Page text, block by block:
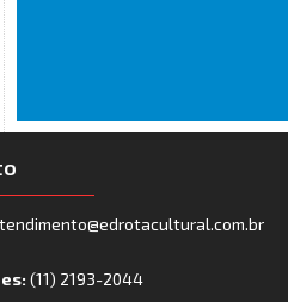
(11) 2193-2044